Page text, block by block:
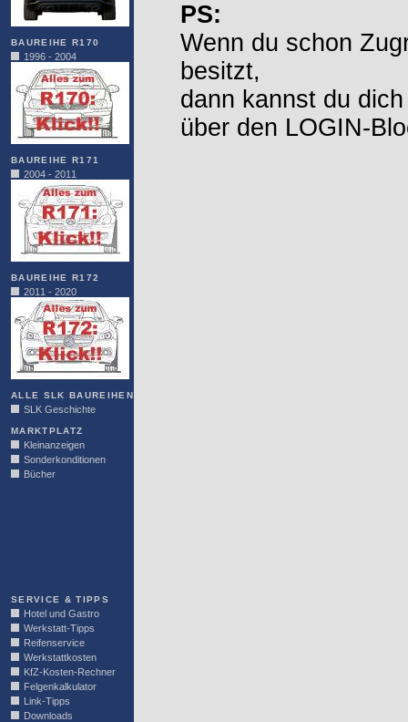
BAUREIHE R170
1996 - 2004
BAUREIHE R171
2004 - 2011
BAUREIHE R172
2011 - 2020
ALLE SLK BAUREIHEN
SLK Geschichte
MARKTPLATZ
Kleinanzeigen
Sonderkonditionen
Bücher
SERVICE & TIPPS
Hotel und Gastro
Werkstatt-Tipps
Reifenservice
Werkstattkosten
KfZ-Kosten-Rechner
Felgenkalkulator
Link-Tipps
Downloads
PS:
Wenn du schon
besitzt,
dann kannst du
über den LOGIN-